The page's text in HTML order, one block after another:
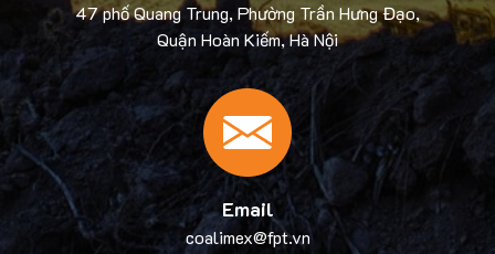
47 phố Quang Trung, Phường Trần Hưng Đạo,
Quận Hoàn Kiếm, Hà Nội
Email
coalimex@fpt.vn